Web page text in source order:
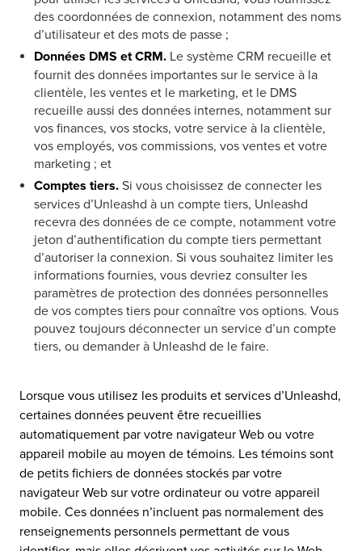
des coordonnées de connexion, notamment des noms
d’utilisateur et des mots de passe ;
Données DMS et CRM. Le système CRM recueille et
fournit des données importantes sur le service à la
clientèle, les ventes et le marketing, et le DMS
recueille aussi des données internes, notamment sur
vos finances, vos stocks, votre service à la clientèle,
vos employés, vos commissions, vos ventes et votre
marketing ; et
Comptes tiers. Si vous choisissez de connecter les
services d’Unleashd à un compte tiers, Unleashd
recevra des données de ce compte, notamment votre
jeton d’authentification du compte tiers permettant
d’autoriser la connexion. Si vous souhaitez limiter les
informations fournies, vous devriez consulter les
paramètres de protection des données personnelles
de vos comptes tiers pour connaître vos options. Vous
pouvez toujours déconnecter un service d’un compte
tiers, ou demander à Unleashd de le faire.
Lorsque vous utilisez les produits et services d’Unleashd,
certaines données peuvent être recueillies
automatiquement par votre navigateur Web ou votre
appareil mobile au moyen de témoins. Les témoins sont
de petits fichiers de données stockés par votre
navigateur Web sur votre ordinateur ou votre appareil
mobile. Ces données n’incluent pas normalement des
renseignements personnels permettant de vous